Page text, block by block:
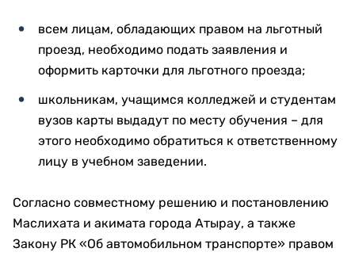
всем лицам, обладающих правом на льготный
проезд, необходимо подать заявления и
оформить карточки для льготного проезда;
школьникам, учащимся колледжей и студентам
вузов карты выдадут по месту обучения – для
этого необходимо обратиться к ответственному
лицу в учебном заведении.
Согласно совместному решению и постановлению
Маслихата и акимата города Атырау, а также
Закону РК «Об автомобильном транспорте» правом